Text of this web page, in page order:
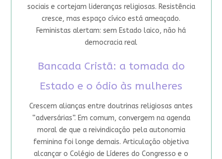
sociais e cortejam lideranças religiosas. Resistência
cresce, mas espaço cívico está ameaçado.
Feministas alertam: sem Estado laico, não há
democracia real
Bancada Cristã: a tomada do
Estado e o ódio às mulheres
Crescem alianças entre doutrinas religiosas antes
“adversárias”. Em comum, convergem na agenda
moral de que a reivindicação pela autonomia
feminina foi longe demais. Articulação objetiva
alcançar o Colégio de Líderes do Congresso e o